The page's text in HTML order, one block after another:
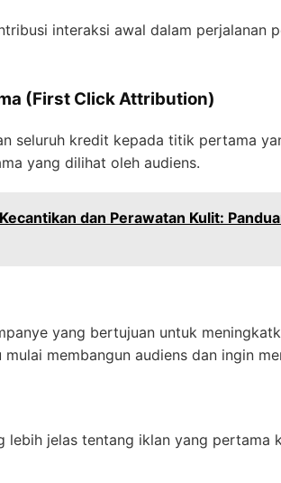
interaksi awal dalam perjalanan
(First Click Attribution)
seluruh kredit kepada titik pertama
yang dilihat oleh audiens.
dan Perawatan Kulit:
yang bertujuan untuk
membangun audiens dan ingin
lebih jelas tentang iklan yang pertama